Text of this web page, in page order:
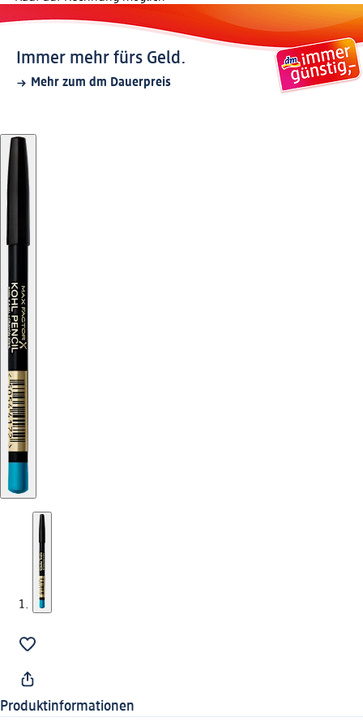
Immer mehr fürs Geld.
Mehr zum dm Dauerpreis
Produktinformationen